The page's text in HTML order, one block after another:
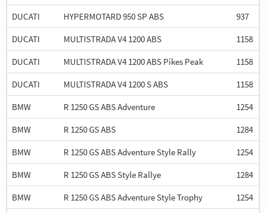
DUCATI
HYPERMOTARD 950 SP ABS
937
DUCATI
MULTISTRADA V4 1200 ABS
1158
DUCATI
MULTISTRADA V4 1200 ABS Pikes Peak
1158
DUCATI
MULTISTRADA V4 1200 S ABS
1158
BMW
R 1250 GS ABS Adventure
1254
BMW
R 1250 GS ABS
1284
BMW
R 1250 GS ABS Adventure Style Rally
1254
BMW
R 1250 GS ABS Style Rallye
1284
BMW
R 1250 GS ABS Adventure Style Trophy
1254